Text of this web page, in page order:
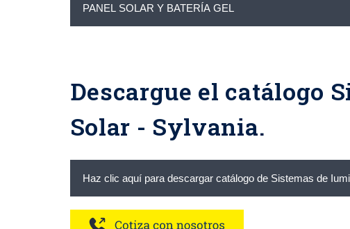
PANEL SOLAR Y BATERÍA GEL
Descargue el catálogo
Solar - Sylvania.
Haz clic aquí para descargar catálogo de Sistemas de